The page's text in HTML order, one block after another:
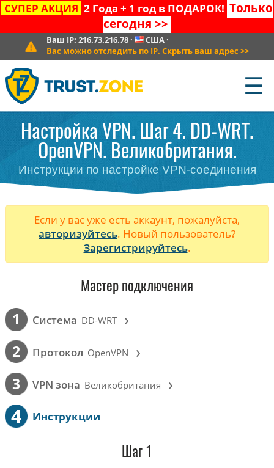
СУПЕР АКЦИЯ 2 Года + 1 год в ПОДАРОК! Только
сегодня >>
Ваш IP: 216.73.216.78· США·
Вас можно отследить по IP. Скрыть ваш адрес >>
☰
Настройка VPN. Шаг 4. DD-WRT.
OpenVPN. Великобритания.
Инструкции по настройке VPN-соединения
Если у вас уже есть аккаунт, пожалуйста,
авторизуйтесь. Новый пользователь?
Зарегистрируйтесь.
Мастер подключения
1 Cистема DD-WRT ›
2 Протокол OpenVPN ›
3 VPN зона Великобритания ›
4 Инструкции
Шаг 1